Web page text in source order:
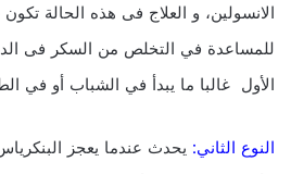
الانسولين، و العلاج فى هذه الحالة
للمساعدة في التخلص من السكر فى
الأول غالبا ما يبدأ في الشباب أو في
النوع الثاني: يحدث عندما يعجز